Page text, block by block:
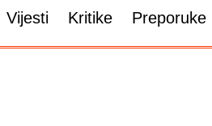
Vijesti Kritike Preporuke